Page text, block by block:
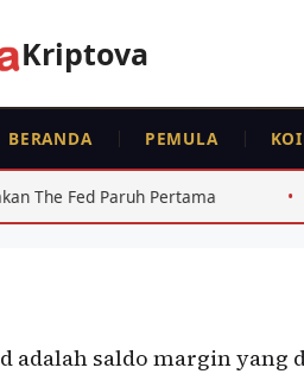
Kriptova
BERANDA PEMULA
Regulasi Kripto
adalah saldo margin